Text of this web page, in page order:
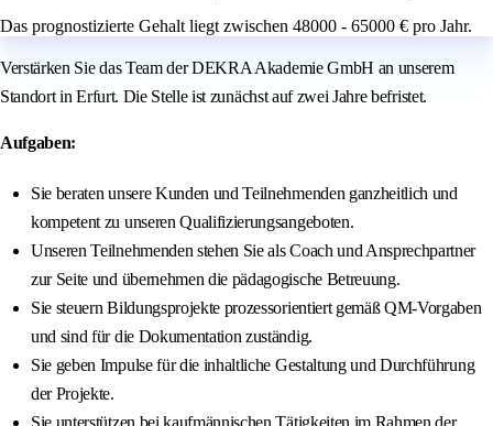
Das prognostizierte Gehalt liegt zwischen 48000 - 65000 € pro Jahr.
Verstärken Sie das Team der DEKRA Akademie GmbH an unserem
Standort in Erfurt. Die Stelle ist zunächst auf zwei Jahre befristet.
Aufgaben:
Sie beraten unsere Kunden und Teilnehmenden ganzheitlich und
kompetent zu unseren Qualifizierungsangeboten.
Unseren Teilnehmenden stehen Sie als Coach und Ansprechpartner
zur Seite und übernehmen die pädagogische Betreuung.
Sie steuern Bildungsprojekte prozessorientiert gemäß QM-Vorgaben
und sind für die Dokumentation zuständig.
Sie geben Impulse für die inhaltliche Gestaltung und Durchführung
der Projekte.